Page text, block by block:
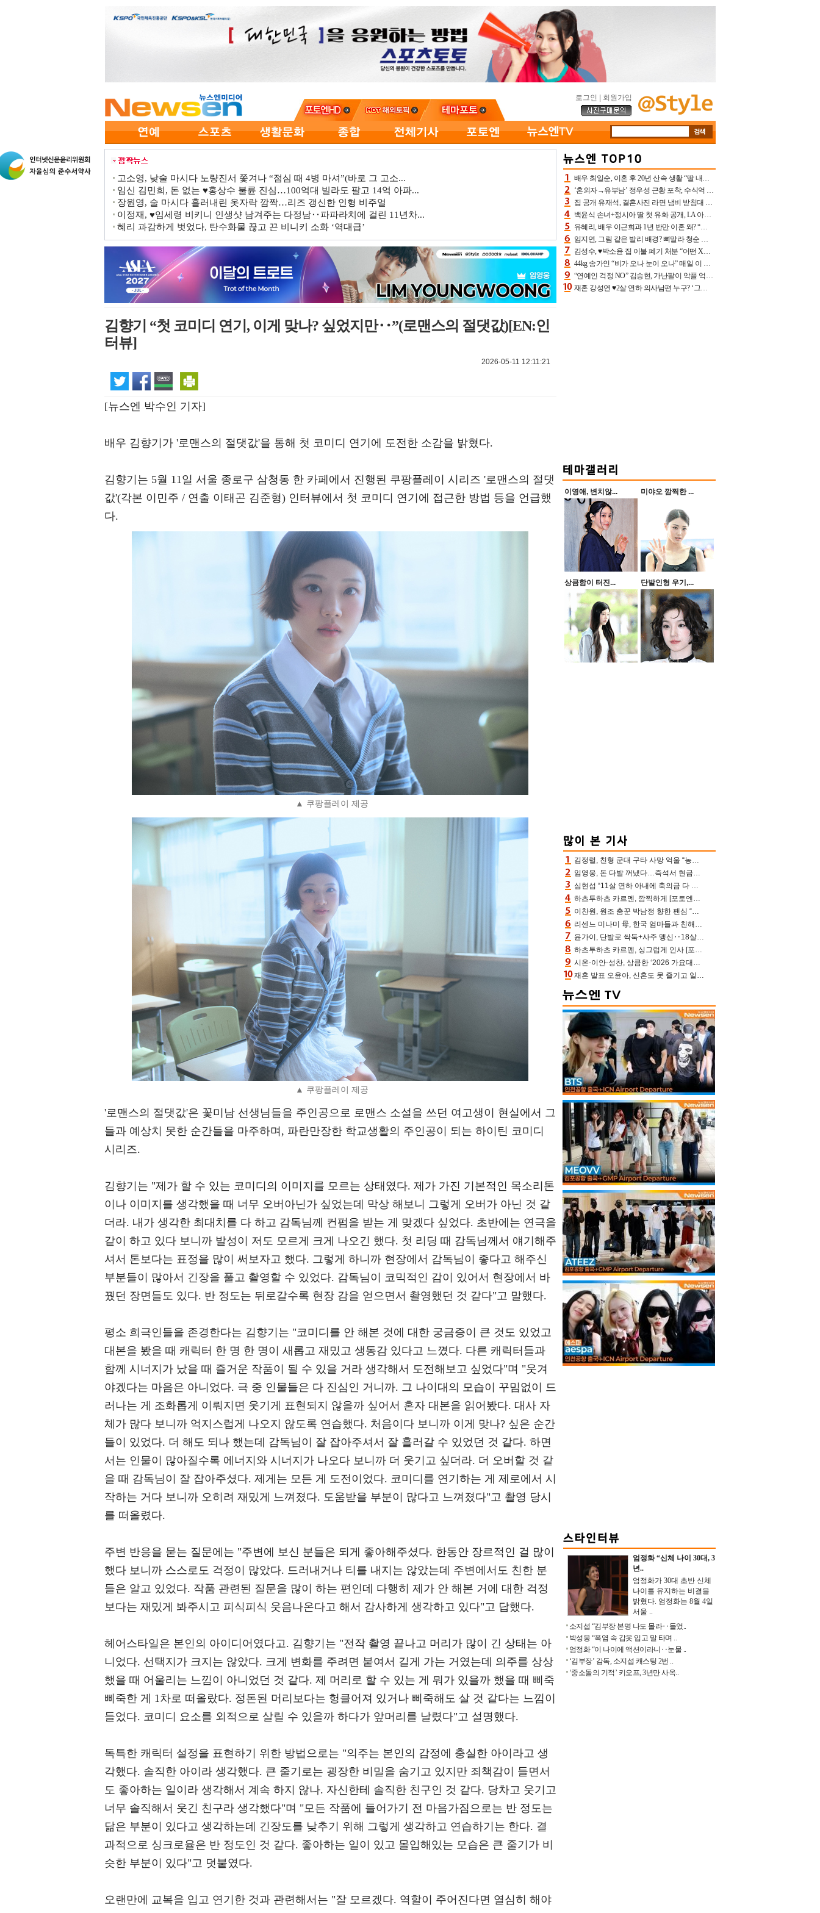
로그인 회원가입
고소영, 낮술 마시다 노량진서 쫓겨나 “점심 때 4병 마셔”(바로 그 고소...
임신 김민희, 돈 없는 ♥홍상수 불륜 진심…100억대 빌라도 팔고 14억 아파...
장원영, 술 마시다 흘러내린 옷자락 깜짝…리즈 갱신한 인형 비주얼
이정재, ♥임세령 비키니 인생샷 남겨주는 다정남‥파파라치에 걸린 11년차...
혜리 과감하게 벗었다, 탄수화물 끊고 끈 비니키 소화 ‘역대급’
김향기 “첫 코미디 연기, 이게 맞나? 싶었지만‥”(로맨스의 절댓값)[EN:인
터뷰]
2026-05-11 12:11:21
[뉴스엔 박수인 기자]
배우 김향기가 '로맨스의 절댓값'을 통해 첫 코미디 연기에 도전한 소감을 밝혔다.
김향기는 5월 11일 서울 종로구 삼청동 한 카페에서 진행된 쿠팡플레이 시리즈 '로맨스의 절댓
값'(각본 이민주 / 연출 이태곤 김준형) 인터뷰에서 첫 코미디 연기에 접근한 방법 등을 언급했
다.
▲ 쿠팡플레이 제공
▲ 쿠팡플레이 제공
'로맨스의 절댓값'은 꽃미남 선생님들을 주인공으로 로맨스 소설을 쓰던 여고생이 현실에서 그
들과 예상치 못한 순간들을 마주하며, 파란만장한 학교생활의 주인공이 되는 하이틴 코미디
시리즈.
김향기는 "제가 할 수 있는 코미디의 이미지를 모르는 상태였다. 제가 가진 기본적인 목소리톤
이나 이미지를 생각했을 때 너무 오버아닌가 싶었는데 막상 해보니 그렇게 오버가 아닌 것 같
더라. 내가 생각한 최대치를 다 하고 감독님께 컨펌을 받는 게 맞겠다 싶었다. 초반에는 연극을
같이 하고 있다 보니까 발성이 저도 모르게 크게 나오긴 했다. 첫 리딩 때 감독님께서 얘기해주
셔서 톤보다는 표정을 많이 써보자고 했다. 그렇게 하니까 현장에서 감독님이 좋다고 해주신
부분들이 많아서 긴장을 풀고 촬영할 수 있었다. 감독님이 코믹적인 감이 있어서 현장에서 바
꿨던 장면들도 있다. 반 정도는 뒤로갈수록 현장 감을 얻으면서 촬영했던 것 같다"고 말했다.
평소 희극인들을 존경한다는 김향기는 "코미디를 안 해본 것에 대한 궁금증이 큰 것도 있었고
대본을 봤을 때 캐릭터 한 명 한 명이 새롭고 재밌고 생동감 있다고 느꼈다. 다른 캐릭터들과
함께 시너지가 났을 때 즐거운 작품이 될 수 있을 거라 생각해서 도전해보고 싶었다"며 "웃겨
야겠다는 마음은 아니었다. 극 중 인물들은 다 진심인 거니까. 그 나이대의 모습이 꾸밈없이 드
러나는 게 조화롭게 이뤄지면 웃기게 표현되지 않을까 싶어서 혼자 대본을 읽어봤다. 대사 자
체가 많다 보니까 억지스럽게 나오지 않도록 연습했다. 처음이다 보니까 이게 맞나? 싶은 순간
들이 있었다. 더 해도 되나 했는데 감독님이 잘 잡아주셔서 잘 흘러갈 수 있었던 것 같다. 하면
서는 인물이 많아질수록 에너지와 시너지가 나오다 보니까 더 웃기고 싶더라. 더 오버할 것 같
을 때 감독님이 잘 잡아주셨다. 제게는 모든 게 도전이었다. 코미디를 연기하는 게 제로에서 시
작하는 거다 보니까 오히려 재밌게 느껴졌다. 도움받을 부분이 많다고 느껴졌다"고 촬영 당시
를 떠올렸다.
주변 반응을 묻는 질문에는 "주변에 보신 분들은 되게 좋아해주셨다. 한동안 장르적인 걸 많이
했다 보니까 스스로도 걱정이 많았다. 드러내거나 티를 내지는 않았는데 주변에서도 친한 분
들은 알고 있었다. 작품 관련된 질문을 많이 하는 편인데 다행히 제가 안 해본 거에 대한 걱정
보다는 재밌게 봐주시고 피식피식 웃음나온다고 해서 감사하게 생각하고 있다"고 답했다.
헤어스타일은 본인의 아이디어였다고. 김향기는 "전작 촬영 끝나고 머리가 많이 긴 상태는 아
니었다. 선택지가 크지는 않았다. 크게 변화를 주려면 붙여서 길게 가는 거였는데 의주를 상상
했을 때 어울리는 느낌이 아니었던 것 같다. 제 머리로 할 수 있는 게 뭐가 있을까 했을 때 삐죽
삐죽한 게 1차로 떠올랐다. 정돈된 머리보다는 헝클어져 있거나 삐죽해도 살 것 같다는 느낌이
들었다. 코미디 요소를 외적으로 살릴 수 있을까 하다가 앞머리를 날렸다"고 설명했다.
독특한 캐릭터 설정을 표현하기 위한 방법으로는 "의주는 본인의 감정에 충실한 아이라고 생
각했다. 솔직한 아이라 생각했다. 큰 줄기로는 굉장한 비밀을 숨기고 있지만 죄책감이 들면서
도 좋아하는 일이라 생각해서 계속 하지 않나. 자신한테 솔직한 친구인 것 같다. 당차고 웃기고
너무 솔직해서 웃긴 친구라 생각했다"며 "모든 작품에 들어가기 전 마음가짐으로는 반 정도는
닮은 부분이 있다고 생각하는데 긴장도를 낮추기 위해 그렇게 생각하고 연습하기는 한다. 결
과적으로 싱크로율은 반 정도인 것 같다. 좋아하는 일이 있고 몰입해있는 모습은 큰 줄기가 비
슷한 부분이 있다"고 덧붙였다.
오랜만에 교복을 입고 연기한 것과 관련해서는 "잘 모르겠다. 역할이 주어진다면 열심히 해야
배우 최일순, 이혼 후 20년 산속 생활 “딸 내가 버렸다고 원망‥맘 아파”(특종)[어제TV]
‘혼외자→유부남’ 정우성 근황 포착, 수식억 해킹 피해 후배 만났다 “존경하는”
집 공개 유재석, 결혼사진 라면 냄비 받침대 되고 분노‥가족사진도 피해(놀뭐)[어제TV]
백윤식 손녀+정시아 딸 첫 유화 공개, LA 아트쇼→서울국제조각페스타 작가다운 수준급 실력
유혜리, 배우 이근희과 1년 반만 이혼 왜? “식칼 꽂고 의자 던져” 충격 폭로(특종)[어제TV]
임지연, 그림 같은 발리 배경? 뼈말라 청순 비키니 핏에 상대 안 되네
김성수, ♥박소윤 집 이불 폐기 처분 “어떤 X이랑 썼을지 몰라” 질투(신랑수업2)[어제TV]
44kg 송가인 “비가 오나 눈이 오나” 매일 이 운동, 허벅지 근육량 상승+체지방 감소
“연예인 걱정 NO” 김승현, 가난팔이 악플 억울할만‥아내+딸과 日 여행
재혼 강성연 ♥2살 연하 의사남편 누구? ‘그알’ 자문의에 훈남 비주얼 초엘리트 스펙 [종합]
이영애, 변치않... 미야오 깜찍한 ...
상큼함이 터진... 단발인형 우기,...
김정렬, 친형 군대 구타 사망 억울 “농약사 처리, 범인 찾았지만…엄마는 이미 치매”(데이앤나잇)
임영웅, 돈 다발 꺼냈다…즉석서 현금으로 수당 챙겨주는 ‘구단주’
심현섭 “11살 연하 아내에 축의금 다 뺏겨, 집도 아내 명의” (동치미)[결정적장면]
하츠투하츠 카르멘, 깜찍하게 [포토엔HD]
이찬원, 원조 춤꾼 박남정 향한 팬심 “어머님 잘 계시지” 폭소(불후)
리센느 미나미 母, 한국 엄마들과 친해진 비결=BTS “최애 정국 얘기로 통해”(전참시)
윤가이, 단발로 싹둑+사주 맹신‥18살 연상 ♥장기하 반한 엉뚱·열정 매력(전참시)
하츠투하츠 카르멘, 싱그럽게 인사 [포토엔HD]
시온-이안-성찬, 상큼한 ‘2026 가요대전 썸머’ MC [포토엔HD]
재혼 발표 오윤아, 신혼도 못 즐기고 일만 “발달장애 子도 취업 1년차, 연차 없어”
엄정화 “신체 나이 30대, 3
년..
엄정화가 30대 초반 신체
나이를 유지하는 비결을
밝혔다. 엄정화는 8월 4일
서울 ..
소지섭 “김부장 본명 나도 몰라‥들었..
박성웅 “폭염 속 갑옷 입고 말 타며 ..
엄정화 “이 나이에 액션이라니‥눈물 ..
‘김부장’ 감독, 소지섭 캐스팅 2번 ..
‘중소돌의 기적’ 키오프, 3년만 사옥..